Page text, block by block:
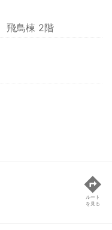
飛鳥棟 2階
ルート
を見る